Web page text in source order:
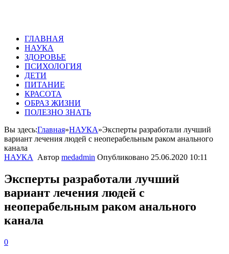
ГЛАВНАЯ
НАУКА
ЗДОРОВЬЕ
ПСИХОЛОГИЯ
ДЕТИ
ПИТАНИЕ
КРАСОТА
ОБРАЗ ЖИЗНИ
ПОЛЕЗНО ЗНАТЬ
Вы здесь:Главная»НАУКА»Эксперты разработали лучший
вариант лечения людей с неоперабельным раком анального
канала
НАУКА
Автор medadmin Опубликовано 25.06.2020 10:11
Эксперты разработали лучший
вариант лечения людей с
неоперабельным раком анального
канала
0